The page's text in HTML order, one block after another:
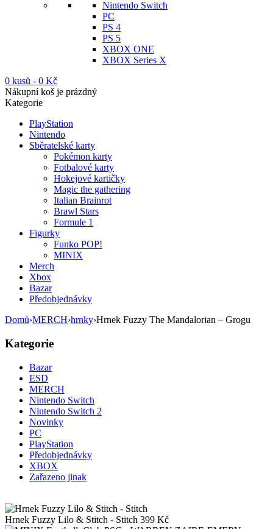
Nintendo Switch
PC
PS 4
PS 5
XBOX ONE
XBOX Series X
0 kusů - 0 Kč
Nákupní koš je prázdný
Kategorie
PlayStation
Nintendo
Sběratelské karty
Pokémon karty
Fotbalové karty
Hokejové kartičky
Magic the gathering
Italian Brainrot
Brawl Stars
Formule 1
Figurky
Funko POP!
MINIX
Merch
Xbox
Bazar
Předobjednávky
Domů›MERCH›hrnky›Hrnek Fuzzy The Mandalorian – Grogu
Kategorie
Bazar
ESD
MERCH
Nintendo Switch
Nintendo Switch 2
Novinky
PC
PlayStation
Předobjednávky
XBOX
Zařazeno jinak
Hrnek Fuzzy Lilo & Stitch - Stitch 399 Kč